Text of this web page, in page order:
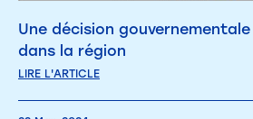
Une décision
dans la région
LIRE L'ARTICLE